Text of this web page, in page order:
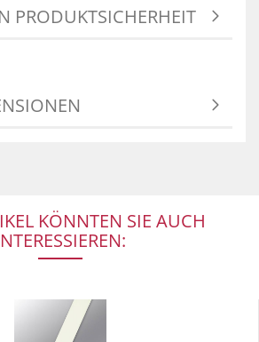
PRODUKTSICHERHEIT
KÖNNTEN SIE AUCH